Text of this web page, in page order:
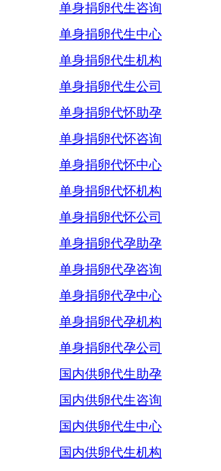
单身捐卵代生咨询
单身捐卵代生中心
单身捐卵代生机构
单身捐卵代生公司
单身捐卵代怀助孕
单身捐卵代怀咨询
单身捐卵代怀中心
单身捐卵代怀机构
单身捐卵代怀公司
单身捐卵代孕助孕
单身捐卵代孕咨询
单身捐卵代孕中心
单身捐卵代孕机构
单身捐卵代孕公司
国内供卵代生助孕
国内供卵代生咨询
国内供卵代生中心
国内供卵代生机构